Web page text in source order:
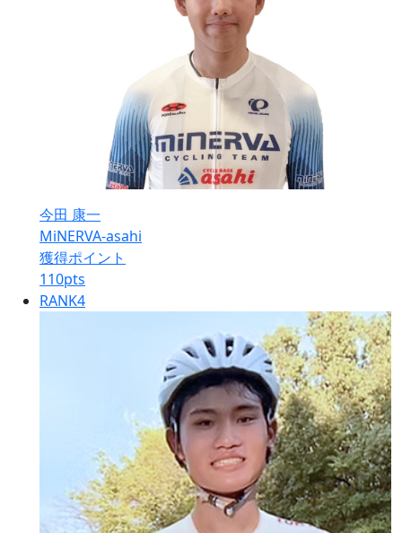
今田 康一
MiNERVA-asahi
獲得ポイント
110pts
RANK4